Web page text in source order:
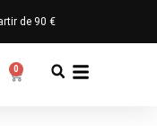
de 90 €
0